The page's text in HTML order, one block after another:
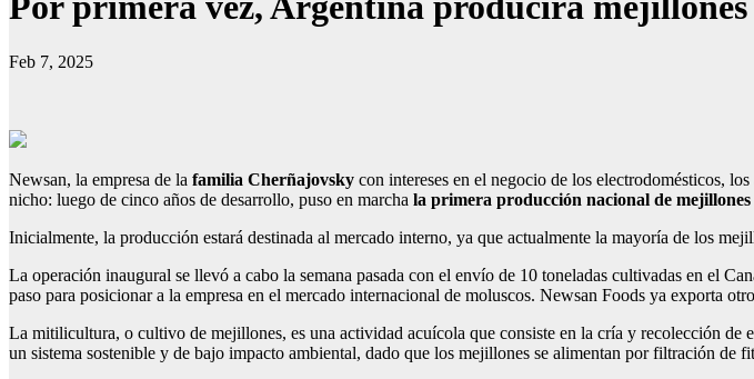
Feb 7, 2025
Newsan, la empresa de la familia Cherñajovsky con intereses en el negocio de los electrodomésticos,
nicho: luego de cinco años de desarrollo, puso en marcha la primera producción nacional de
Inicialmente, la producción estará destinada al mercado interno, ya que actualmente la mayoría de los
La operación inaugural se llevó a cabo la semana pasada con el envío de 10 toneladas cultivadas en el
paso para posicionar a la empresa en el mercado internacional de moluscos. Newsan Foods ya exporta
La mitilicultura, o cultivo de mejillones, es una actividad acuícola que consiste en la cría y recolección de
un sistema sostenible y de bajo impacto ambiental, dado que los mejillones se alimentan por filtración de